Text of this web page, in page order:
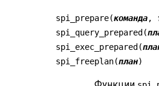
spi_prepare(команда,
spi_query_prepared(
spi_exec_prepared(
spi_freeplan(план)